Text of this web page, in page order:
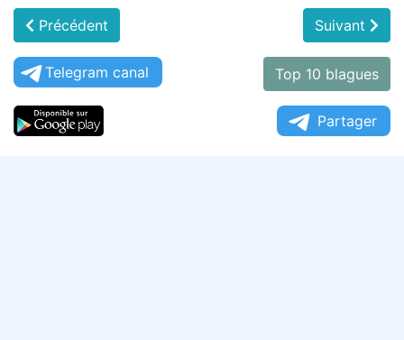
Précédent Suivant
Telegram canal Top 10 blagues
Partager